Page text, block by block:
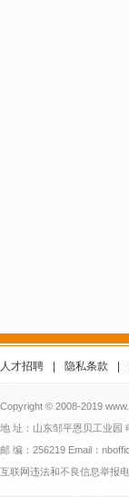
人才招聘 隐私条款
Copyright © 2008-2019
地 址：山东邹平恩贝工业园
邮 编：256219 Email：
互联网违法和不良信息举